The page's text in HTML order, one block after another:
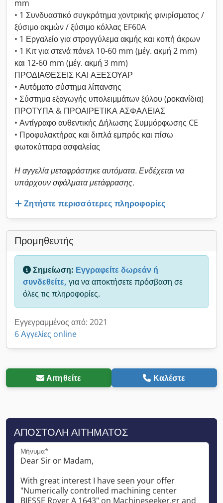
mm
• 1 Συνδυαστικό συγκρότημα χοντρικής φινιρίσματος /
ξύσιμο ακμών / ξύσιμο κόλλας EF60A
• 1 Εργαλείο για στρογγύλεμα ακμής και κοπή άκρων
• 1 Κιτ για στενά πάνελ 10-60 mm (μέγ. ακμή 2 mm)
και 12-60 mm (μέγ. ακμή 3 mm)
ΠΡΟΔΙΑΘΕΣΕΙΣ ΚΑΙ ΑΞΕΣΟΥΑΡ
• Αυτόματο σύστημα λίπανσης
• Σύστημα εξαγωγής υπολειμμάτων ξύλου (ροκανίδια)
ΠΡΟΤΥΠΑ & ΠΡΟΑΙΡΕΤΙΚΑ ΑΣΦΑΛΕΙΑΣ
• Αντίγραφο αυθεντικής Δήλωσης Συμμόρφωσης CE
• Προφυλακτήρας και διπλά εμπρός και πίσω
φωτοκύτταρα ασφαλείας
Η αγγελία μεταφράστηκε αυτόματα. Ενδέχεται να
υπάρχουν σφάλματα μετάφρασης.
Ζητήστε περισσότερες πληροφορίες
Προμηθευτής
Σημείωση: Εγγραφείτε δωρεάν ή
συνδεθείτε, για να αποκτήσετε πρόσβαση σε
όλες τις πληροφορίες.
Εγγεγραμμένος από: 2021
6 Αγγελίες online
Αιτηθείτε Καλέστε
ΑΠΟΣΤΟΛΉ ΑΙΤΉΜΑΤΟΣ
Μήνυμα*